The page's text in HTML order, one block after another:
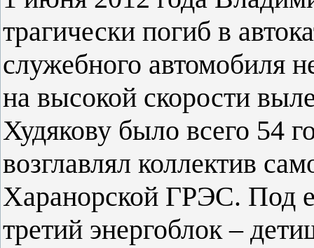
трагически погиб в
служебного автомобиля
на высокой скорости
Худякову было всего 54
возглавлял коллектив
Харанорской ГРЭС. Под
третий энергоблок –